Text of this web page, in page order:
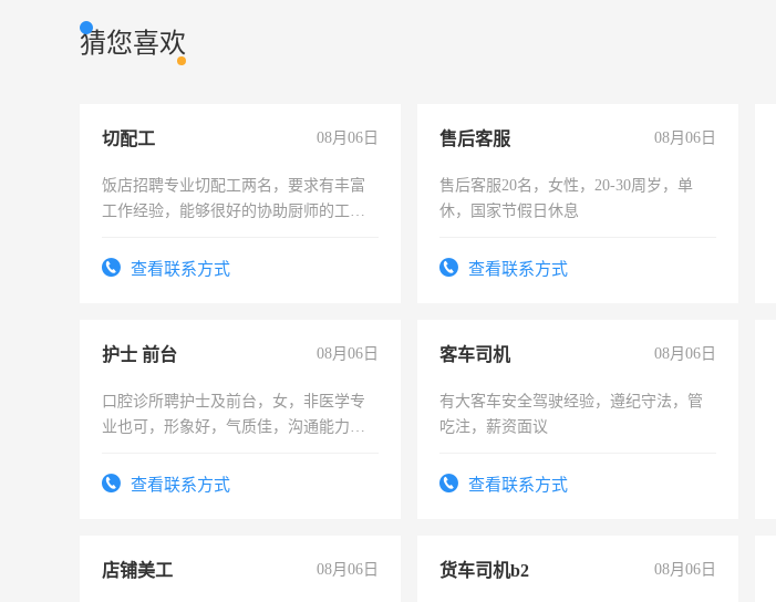
猜您喜欢
切配工 08月06日
饭店招聘专业切配工两名，要求有丰富
工作经验，能够很好的协助厨师的工
4500。查看联系方式
售后客服 08月06日
售后客服20名，女性，20-30周岁，单
休，国家节假日休息
查看联系方式
护士 前台 08月06日
口腔诊所聘护士及前台，女，非医学专
业也可，形象好，气质佳，沟通能力
查看联系方式
客车司机 08月06日
有大客车安全驾驶经验，遵纪守法，管
吃注，薪资面议
查看联系方式
店铺美工 08月06日 货车司机b2 08月06日